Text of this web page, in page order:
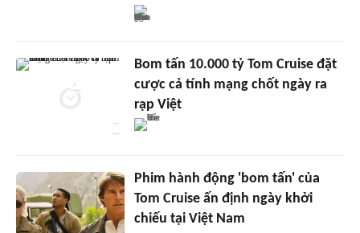
Bom tấn 10.000 tỷ Tom Cruise đặt
cược cả tính mạng chốt ngày ra
rạp Việt
Phim hành động 'bom tấn' của
Tom Cruise ấn định ngày khởi
chiếu tại Việt Nam